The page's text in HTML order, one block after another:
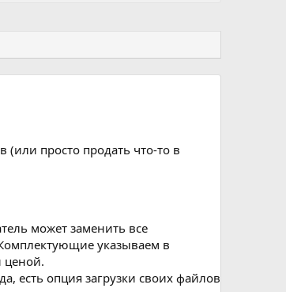
просто продать что-то в
может заменить все
указываем в
ценой.
есть опция загрузки своих файлов